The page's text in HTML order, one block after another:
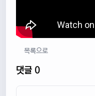
목록으로
댓글 0